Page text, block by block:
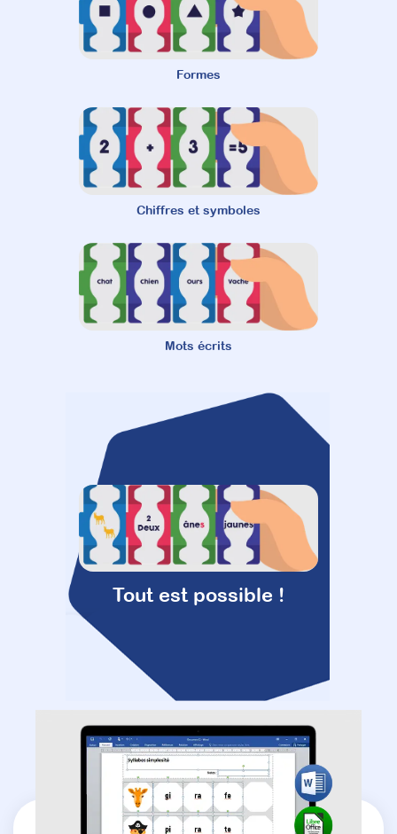
Formes
Chiffres et symboles
Mots écrits
Tout est possible !